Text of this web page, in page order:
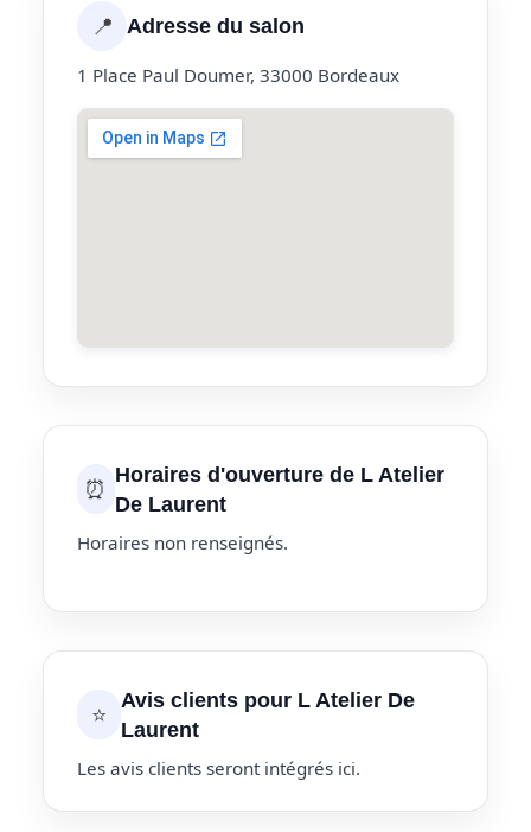
📍 Adresse du salon
1 Place Paul Doumer, 33000 Bordeaux
⏰ Horaires d'ouverture de L Atelier
De Laurent
Horaires non renseignés.
⭐
Avis clients pour L Atelier De
Laurent
Les avis clients seront intégrés ici.